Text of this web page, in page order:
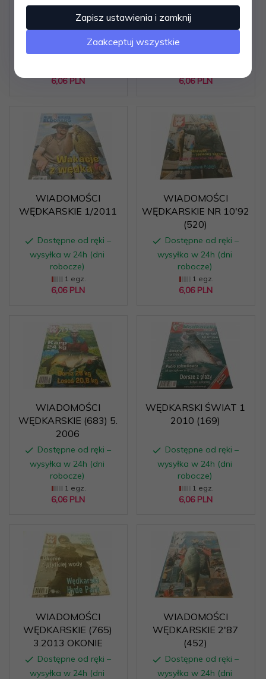
5.2004
Dostępne od ręki –
wysyłka w 24h (dni
robocze)
6,06 PLN
ŁOWIMY ŚWINKI
Dostępne od ręki –
wysyłka w 24h (dni
robocze)
6,06 PLN
WIADOMOŚCI
WĘDKARSKIE 1/2011
Dostępne od ręki –
wysyłka w 24h (dni
robocze)
1 egz.
6,06 PLN
WIADOMOŚCI
WĘDKARSKIE NR 10'92
(520)
Dostępne od ręki –
wysyłka w 24h (dni
robocze)
1 egz.
6,06 PLN
WIADOMOŚCI
WĘDKARSKIE (683) 5.
2006
Dostępne od ręki –
wysyłka w 24h (dni
robocze)
1 egz.
6,06 PLN
WĘDKARSKI ŚWIAT 1
2010 (169)
Dostępne od ręki –
wysyłka w 24h (dni
robocze)
1 egz.
6,06 PLN
WIADOMOŚCI
WĘDKARSKIE (765)
3.2013 OKONIE
Dostępne od ręki –
wysyłka w 24h (dni
WIADOMOŚCI
WĘDKARSKIE 2'87
(452)
Dostępne od ręki –
wysyłka w 24h (dni
Zapisz ustawienia i zamknij
Zaakceptuj wszystkie